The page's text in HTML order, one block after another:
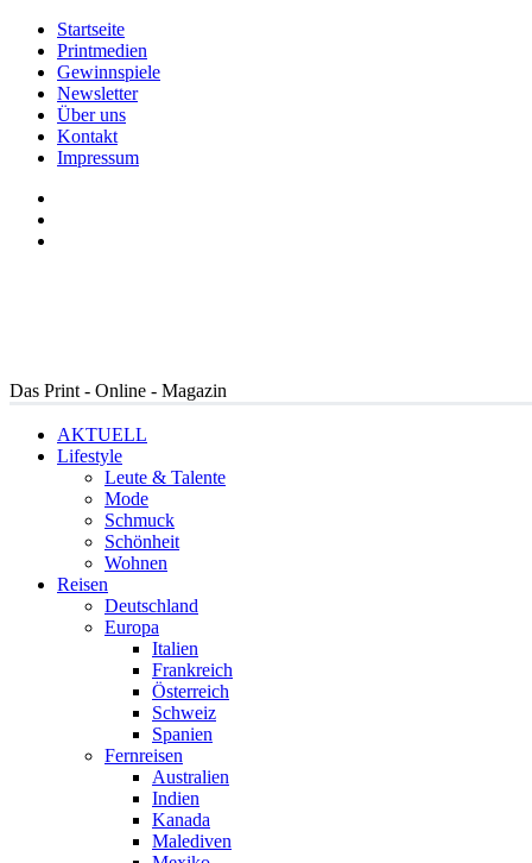
Startseite
Printmedien
Gewinnspiele
Newsletter
Über uns
Kontakt
Impressum
Das Print - Online - Magazin
AKTUELL
Lifestyle
Leute & Talente
Mode
Schmuck
Schönheit
Wohnen
Reisen
Deutschland
Europa
Italien
Frankreich
Österreich
Schweiz
Spanien
Fernreisen
Australien
Indien
Kanada
Malediven